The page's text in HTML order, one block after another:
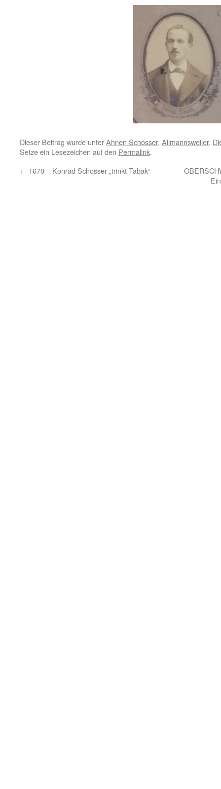
Dieser Beitrag wurde unterAhnen Schosser, Allmannsweiler,
Setze ein Lesezeichen auf den Permalink.
← 1670 – Konrad Schosser „trinkt Tabak“